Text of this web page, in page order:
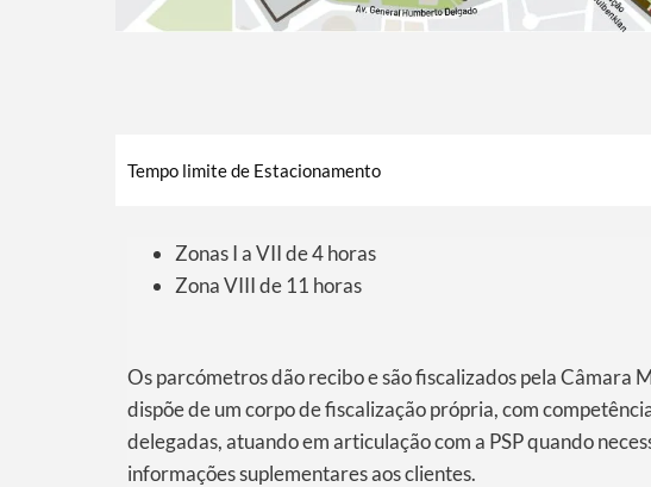
​​Tempo limite de Estacionamento
Zonas I a VII de 4 horas
Zona VIII de 11 horas
Os parcómetros dão recibo e são fiscalizados pela Câmara
dispõe de um corpo de fiscalização própria, com
delegadas, atuando em articulação com a PSP quando
informações suplementares aos clientes.